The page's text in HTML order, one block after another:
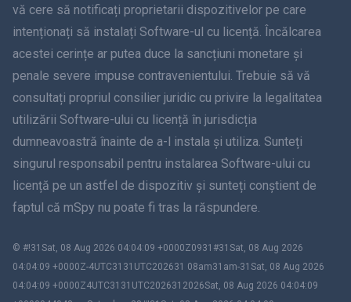
हिंदी
עברית
Română
Ελληνικά
Việt Tiếng
繁體中文
Slovenia
vă cere să notificați proprietarii dispozitivelor pe care
intenționați să instalați Software-ul cu licență. Încălcarea
acestei cerințe ar putea duce la sancțiuni monetare și
penale severe impuse contravenientului. Trebuie să vă
consultați propriul consilier juridic cu privire la legalitatea
utilizării Software-ului cu licență în jurisdicția
dumneavoastră înainte de a-l instala și utiliza. Sunteți
singurul responsabil pentru instalarea Software-ului cu
licență pe un astfel de dispozitiv și sunteți conștient de
faptul că mSpy nu poate fi tras la răspundere.
© #!31Sat, 08 Aug 2026 04:04:09 +0000Z0931#31Sat, 08 Aug 2026
04:04:09 +0000Z-4UTC3131UTC202631 08am31am-31Sat, 08 Aug 2026
04:04:09 +0000Z4UTC3131UTC2026312026Sat, 08 Aug 2026 04:04:09